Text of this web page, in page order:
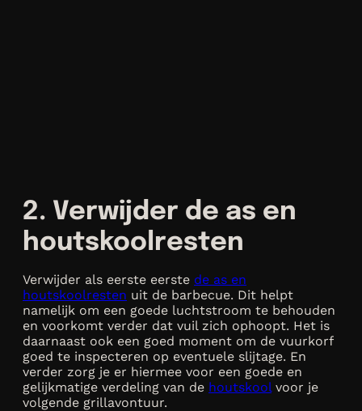
2. Verwijder de as en
houtskoolresten
Verwijder als eerste eerste de as en
houtskoolresten uit de barbecue. Dit helpt
namelijk om een goede luchtstroom te behouden
en voorkomt verder dat vuil zich ophoopt. Het is
daarnaast ook een goed moment om de vuurkorf
goed te inspecteren op eventuele slijtage. En
verder zorg je er hiermee voor een goede en
gelijkmatige verdeling van de houtskoolvoor je
volgende grillavontuur.